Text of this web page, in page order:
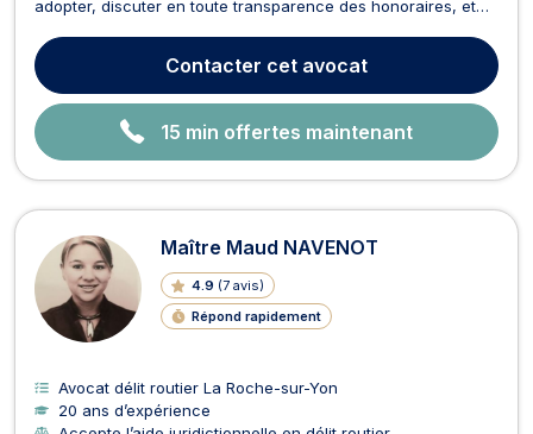
adopter, discuter en toute transparence des honoraires, et
Contacter cet avocat
15 min offertes maintenant
Maître Maud NAVENOT
4.9 (7 avis)
Répond rapidement
Avocat délit routier La Roche-sur-Yon
20 ans d’expérience